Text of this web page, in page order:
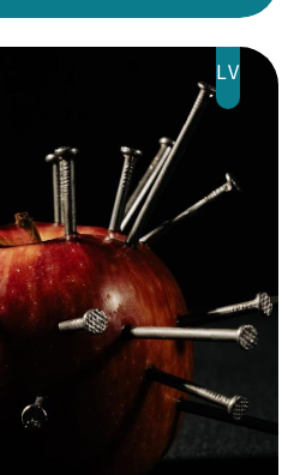
Instagram
Flick TikTok
LV